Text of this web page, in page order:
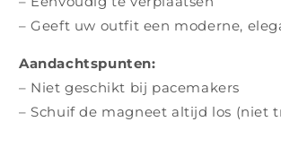
– Geeft uw outfit een moderne,
Aandachtspunten:
– Niet geschikt bij pacemakers
– Schuif de magneet altijd los (niet